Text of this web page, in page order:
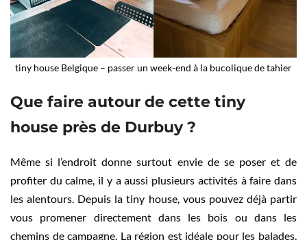
tiny house Belgique – passer un week-end à la bucolique de tahier
Que faire autour de cette tiny
house près de Durbuy ?
Même si l’endroit donne surtout envie de se poser et de
profiter du calme, il y a aussi plusieurs activités à faire dans
les alentours. Depuis la tiny house, vous pouvez déjà partir
vous promener directement dans les bois ou dans les
chemins de campagne. La région est idéale pour les balades,